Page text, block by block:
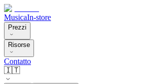
MusicaIn-store
Prezzi
Risorse
Contatto
🇮🇹